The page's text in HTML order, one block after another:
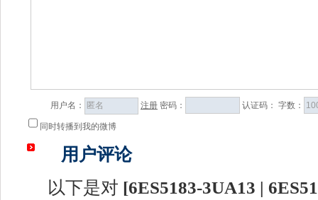
用户名： 注册 密码： 认证码： 字数：
同时转播到我的微博
用户评论
以下是对 [6ES5183-3UA13 |